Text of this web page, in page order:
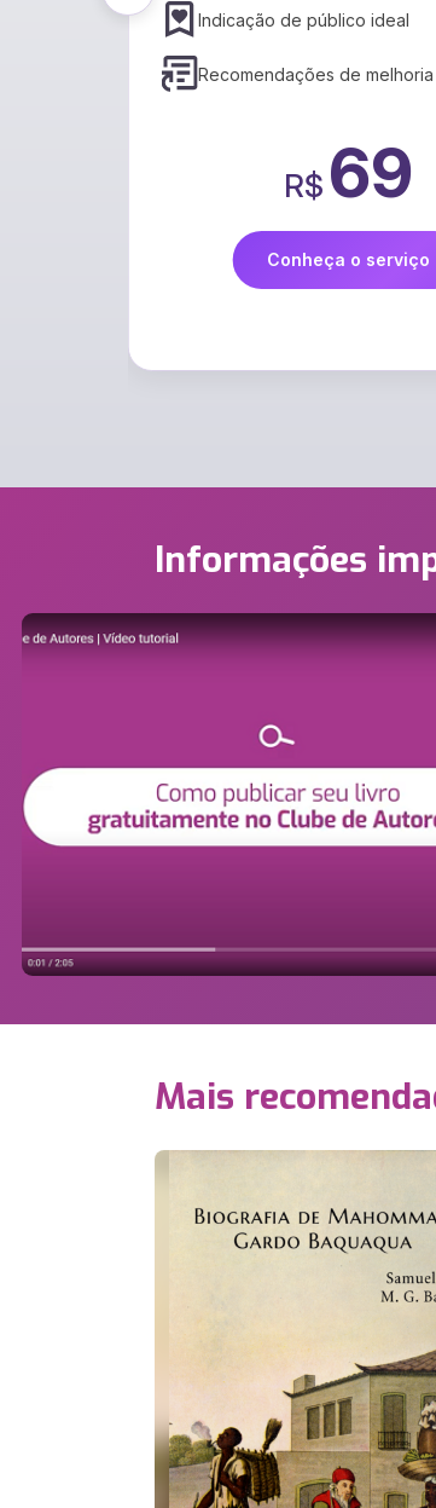
de público ideal
de melhoria
Informações
Mais